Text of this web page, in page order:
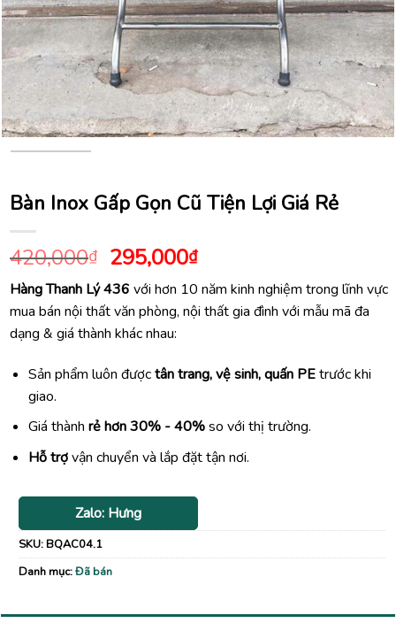
Bàn Inox Gấp Gọn Cũ Tiện Lợi Giá Rẻ
420,000₫ Giá
gốc
là:
420,000₫.
295,000₫Giá
hiện
tại
là:
Hàng Thanh Lý 436 với hơn 10 năm kinh nghiệm trong lĩnh vực
mua bán nội thất văn phòng, nội thất gia đình với mẫu mã đa
dạng & giá thành khác nhau:
Sản phẩm luôn đượctân trang, vệ sinh, quấn PEtrước khi
giao.
Giá thành rẻ hơn 30% - 40%so với thị trường.
Hỗ trợvận chuyển và lắp đặt tận nơi.
Zalo: Hưng
SKU:BQAC04.1
Danh mục:Đã bán